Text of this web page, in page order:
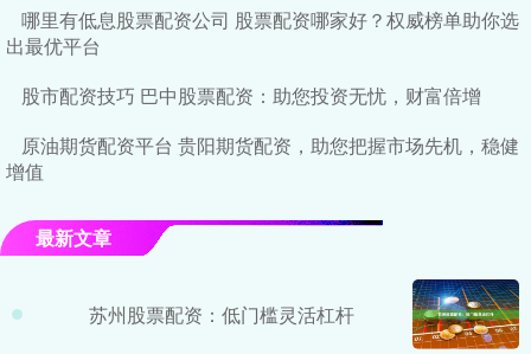
哪里有低息股票配资公司 股票配资哪家好？权威榜单助你选
出最优平台
股市配资技巧 巴中股票配资：助您投资无忧，财富倍增
原油期货配资平台 贵阳期货配资，助您把握市场先机，稳健
增值
最新文章
苏州股票配资：低门槛灵活杠杆